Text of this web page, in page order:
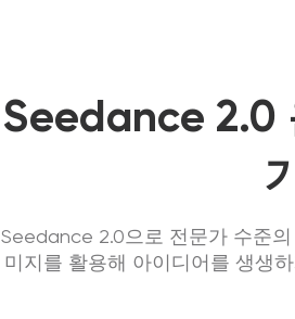
Seedance 2.0
Seedance 2.0으로 전문가 수준
미지를 활용해 아이디어를 생생